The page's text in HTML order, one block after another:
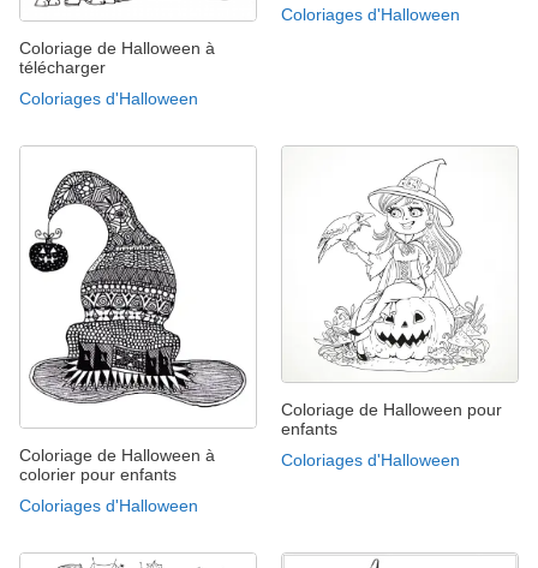
Coloriage de Halloween à
télécharger
Coloriages d'Halloween
Coloriages d'Halloween
Coloriage de Halloween à
colorier pour enfants
Coloriages d'Halloween
Coloriage de Halloween pour
enfants
Coloriages d'Halloween